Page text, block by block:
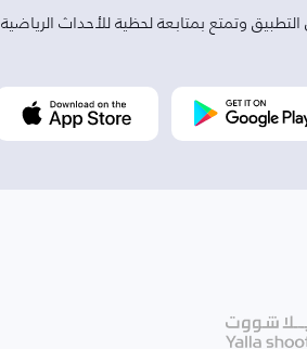
وتمتع بمتابعة لحظية للأحداث الرياضية